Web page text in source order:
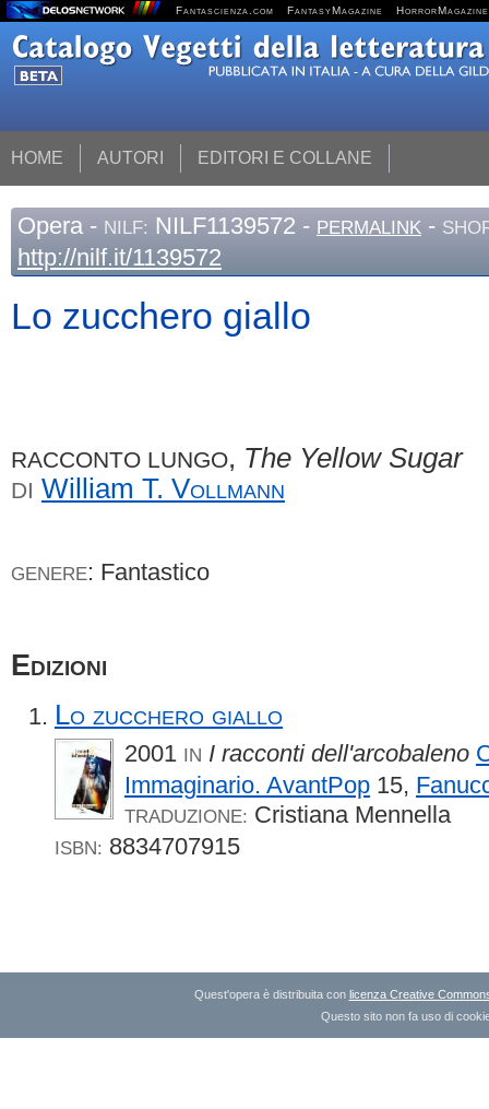
Fantascienza.com FantasyMagazine HorrorMagazine
HOME AUTORI EDITORI E COLLANE
Opera - NILF: NILF1139572 - PERMALINK -
http://nilf.it/1139572
Lo zucchero giallo
RACCONTO LUNGO, The Yellow Sugar
DI William T. Vollmann
GENERE: Fantastico
Edizioni
Lo zucchero giallo
2001 IN I racconti dell'arcobaleno
Immaginario. AvantPop 15,
TRADUZIONE: Cristiana Mennella
ISBN: 8834707915
Quest'opera è distribuita con licenza Creative
Questo sito non fa uso di